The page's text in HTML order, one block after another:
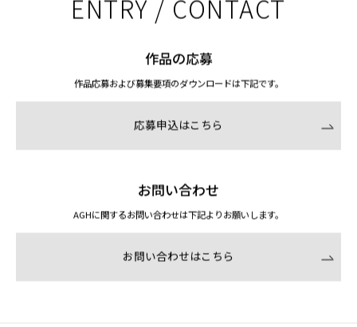
ENTRY / CONTACT
作品の応募
作品応募および募集要項のダウンロードは下記です。
応募申込はこちら
お問い合わせ
AGHに関するお問い合わせは下記よりお願いします。
お問い合わせはこちら